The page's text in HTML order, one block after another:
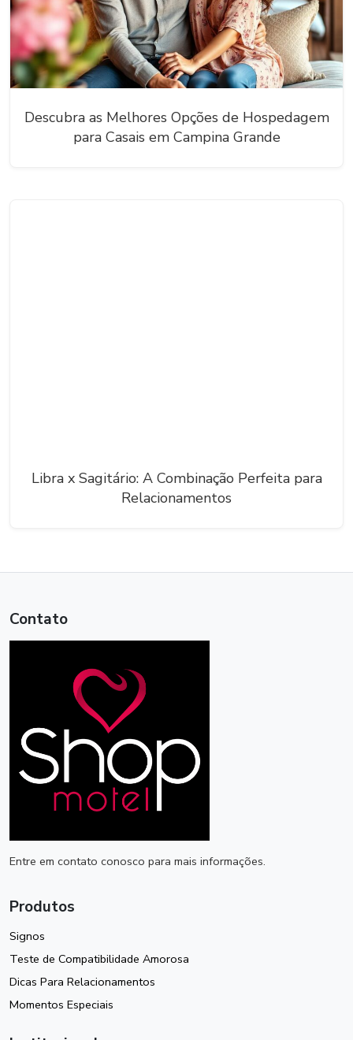
Descubra as Melhores Opções de Hospedagem
para Casais em Campina Grande
Libra x Sagitário: A Combinação Perfeita para
Relacionamentos
Contato
Entre em contato conosco para mais informações.
Produtos
Signos
Teste de Compatibilidade Amorosa
Dicas Para Relacionamentos
Momentos Especiais